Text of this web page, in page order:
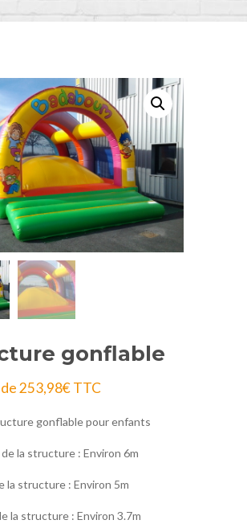
gonflable
253,98€TTC
gonflable pour enfants
la structure : Environ 6m
la structure : Environ 5m
la structure : Environ 3.7m